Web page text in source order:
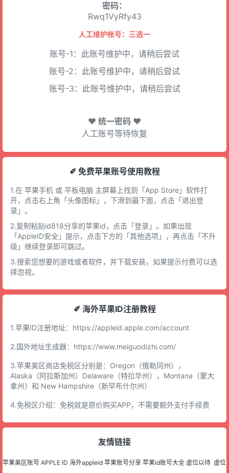
密码：
Rwq1VyRfy43
人工维护帐号：三选一
账号-1：此账号维护中，请稍后尝试
账号-2：此账号维护中，请稍后尝试
账号-3：此账号维护中，请稍后尝试
♥ 统一密码 ♥
人工账号等待恢复
✐ 免费苹果账号使用教程
1.在 苹果手机 或 平板电脑 主屏幕上找到「App Store」软件打
开，点击右上角「头像图标」，下滑到最下面，点击「退出登
录」。
2.复制粘贴id818分享的苹果id，点击「登录」。如果出现
「AppleID安全」提示，点击下方的「其他选项」，再点击「不升
级」继续登录即可跳过。
3.搜索您想要的游戏或者软件，并下载安装，如果提示付费可以选
择忽视。
✐ 海外苹果ID注册教程
1.苹果ID注册地址： https://appleid.apple.com/account
2.国外地址生成器： https://www.meiguodizhi.com/
3.苹果美区商店免税区分别是：Oregon（俄勒冈州），
Alaska（阿拉斯加州）Delaware（特拉华州），Montana（蒙大
拿州）和 New Hampshire（新罕布什尔州）
4.免税区介绍：免税就是原价购买APP，不需要额外支付手续费
友情链接
苹果美区账号 APPLE ID 海外appleid 苹果账号分享 苹果id账号大全 虚位以待 虚位